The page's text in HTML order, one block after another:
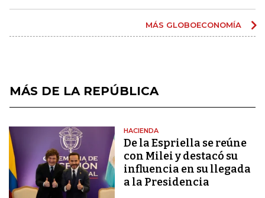
MÁS GLOBOECONOMÍA
MÁS DE LA REPÚBLICA
HACIENDA
De la Espriella se reúne
con Milei y destacó su
influencia en su llegada
a la Presidencia